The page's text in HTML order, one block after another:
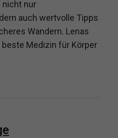
nicht nur
auch wertvolle Tipps
Wandern. Lenas
beste Medizin für Körper